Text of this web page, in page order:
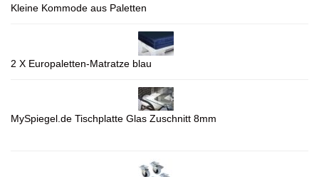
Kleine Kommode aus Paletten
2 X Europaletten-Matratze blau
MySpiegel.de Tischplatte Glas Zuschnitt 8mm